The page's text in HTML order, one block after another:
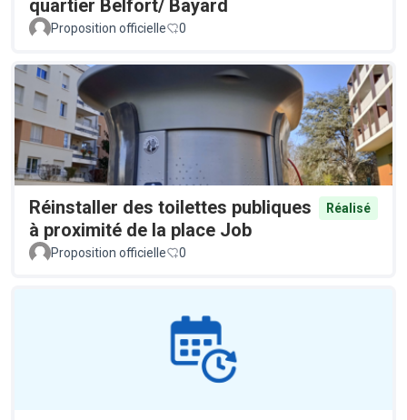
quartier Belfort/ Bayard
Proposition officielle 0
Réinstaller des toilettes publiques
à proximité de la place Job
Réalisé
Proposition officielle 0